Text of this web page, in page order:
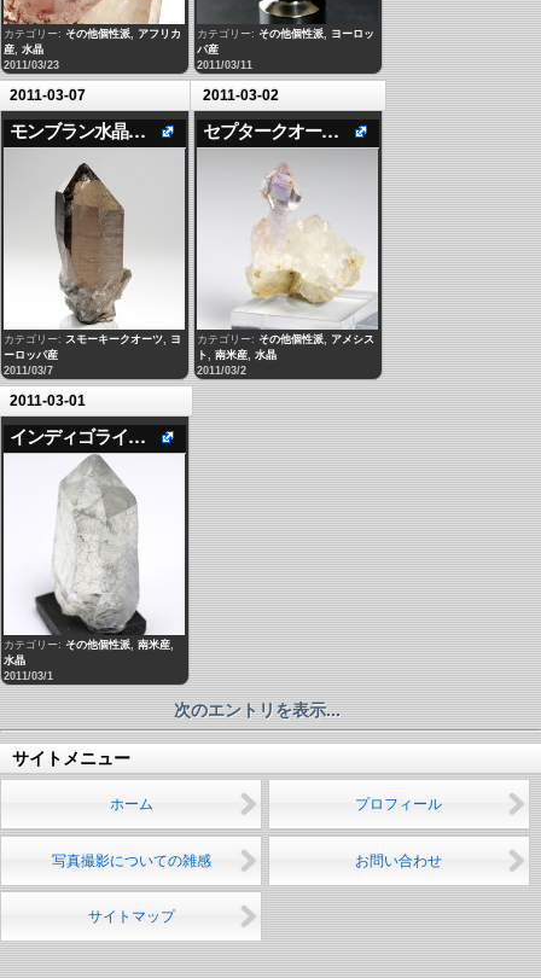
カテゴリー: その他個性派, アフリカ
産, 水晶
2011/03/23
カテゴリー: その他個性派, ヨーロッ
パ産
2011/03/11
2011-03-07
モンブラン水晶スモーキークオーツ
カテゴリー: スモーキークオーツ, ヨ
ーロッパ産
2011/03/7
2011-03-02
セプタークオーツ・アメシスト
カテゴリー: その他個性派, アメシス
ト , 南米産, 水晶
2011/03/2
2011-03-01
インディゴライト入り水晶
カテゴリー: その他個性派, 南米産,
水晶
2011/03/1
次のエントリを表示...
サイトメニュー
ホーム プロフィール
写真撮影についての雑感 お問い合わせ
サイトマップ